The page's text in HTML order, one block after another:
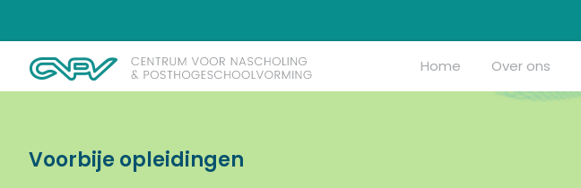
Home Over ons
Voorbije opleidingen